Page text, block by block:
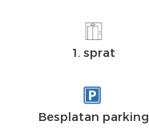
1. sprat
Besplatan parking